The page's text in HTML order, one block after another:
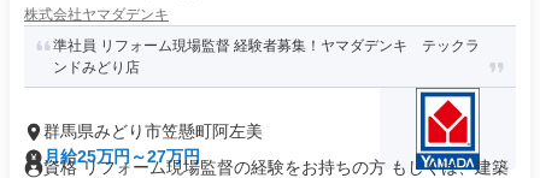
株式会社ヤマダデンキ
準社員 リフォーム現場監督 経験者募集！ヤマダデンキ テックラ
ンドみどり店
群馬県みどり市笠懸町阿左美
月給25万円～27万円
資格 リフォーム現場監督の経験をお持ちの方 もしくは、建築